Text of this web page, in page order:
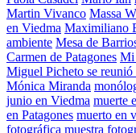
Martin Vivanco Massa
en Viedma Maximiliano
ambiente Mesa de
Carmen de Patagones Mi
Miguel Picheto se reunió
Mónica Miranda
junio en Viedma muerte
en Patagones muerto en
fotográfica muestra